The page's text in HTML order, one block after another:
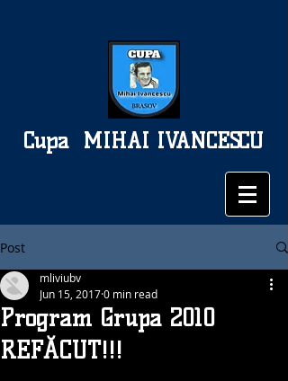
MIHAI IVANCESCU
Cupa
Post
Program Grupa 2010
REFĂCUT!!!
mliviubv
Jun 15, 20170 min read